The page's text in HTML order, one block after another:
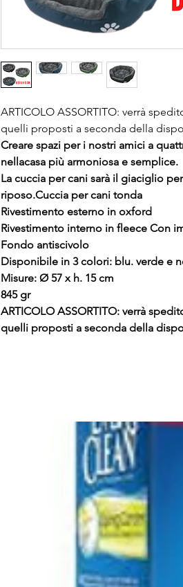
ARTICOLO ASSORTITO: verrà
quelli proposti a seconda della
Creare spazi per i nostri amici a
nellacasa più armoniosa e semplice.
La cuccia per cani sarà il giaciglio
riposo.Cuccia per cani tonda
Rivestimento esterno in oxford
Rivestimento interno in fleece Con
Fondo antiscivolo
Disponibile in 3 colori: blu. verde e
Misure: Ø 57 x h. 15 cm
845 gr
ARTICOLO ASSORTITO: verrà
quelli proposti a seconda della